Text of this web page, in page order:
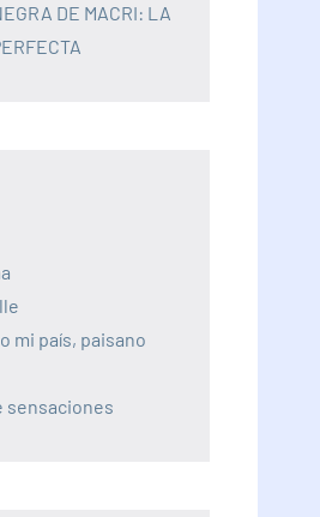
DE MACRI: LA
mi país, paisano
sensaciones